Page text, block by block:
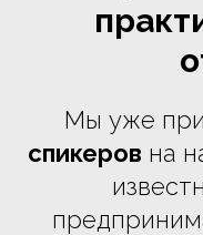
Мы уже
спикеров на